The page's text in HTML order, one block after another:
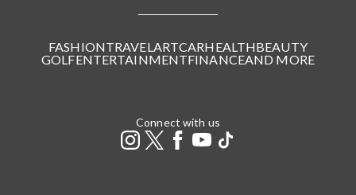
FASHIONTRAVELARTCARHEALTHBEAUTY
GOLFENTERTAINMENTFINANCEAND MORE
Connect with us